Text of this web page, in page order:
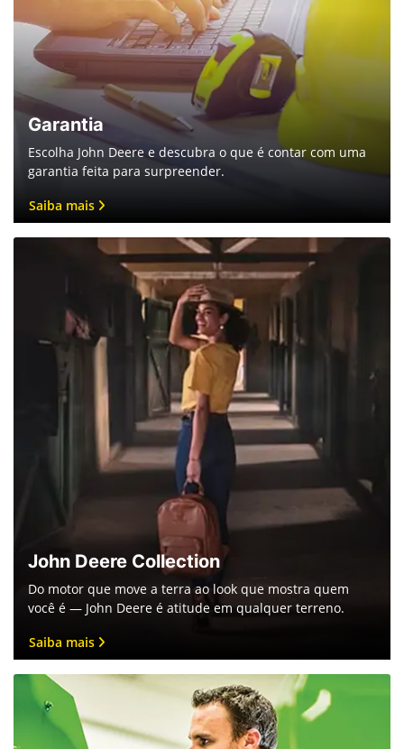
Garantia
Escolha John Deere e descubra o que é contar com uma
garantia feita para surpreender.
Saiba mais
John Deere Collection
Do motor que move a terra ao look que mostra quem
você é — John Deere é atitude em qualquer terreno.
Saiba mais